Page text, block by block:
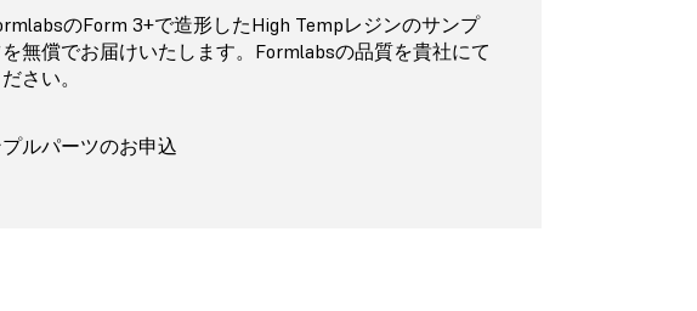
のForm 3+で造形したHigh Tempレジンのサンプ
無償でお届けいたします。Formlabsの品質を貴社にて
さい。
ルパーツのお申込